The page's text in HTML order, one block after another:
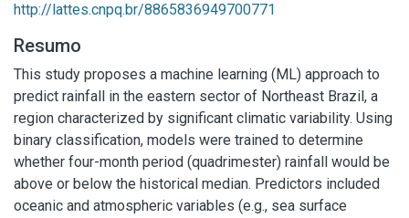
http://lattes.cnpq.br/8865836949700771
Resumo
This study proposes a machine learning (ML) approach to
predict rainfall in the eastern sector of Northeast Brazil, a
region characterized by significant climatic variability. Using
binary classification, models were trained to determine
whether four-month period (quadrimester) rainfall would be
above or below the historical median. Predictors included
oceanic and atmospheric variables (e.g., sea surface